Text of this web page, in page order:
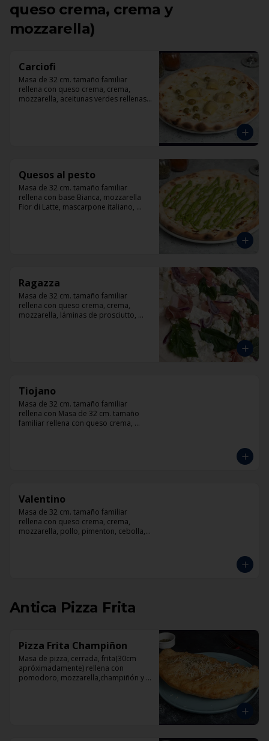
queso crema, crema y
mozzarella)
Carciofi
Masa de 32 cm. tamaño familiar
rellena con queso crema, crema,
mozzarella, aceitunas verdes rellenas
Quesos al pesto
Masa de 32 cm. tamaño familiar
rellena con base Bianca, mozzarella
Fior di Latte, mascarpone italiano,
Ragazza
Masa de 32 cm. tamaño familiar
rellena con queso crema, crema,
mozzarella, láminas de prosciutto,
Tiojano
Masa de 32 cm. tamaño familiar
rellena con Masa de 32 cm. tamaño
familiar rellena con queso crema,
Valentino
Masa de 32 cm. tamaño familiar
rellena con queso crema, crema,
mozzarella, pollo, pimenton, cebolla,
Antica Pizza Frita
Pizza Frita Champiñon
Masa de pizza, cerrada, frita(30cm
apróximadamente) rellena con
pomodoro, mozzarella,champiñón y